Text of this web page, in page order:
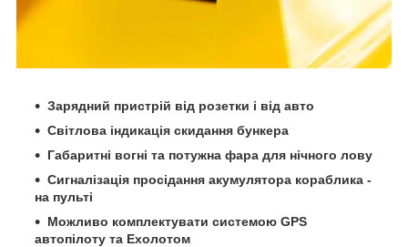
Зарядний пристрій від розетки і від авто
Світлова індикація скидання бункера
Габаритні вогні та потужна фара для нічного лову
Сигналізація просідання акумулятора кораблика -
на пульті
Можливо комплектувати системою GPS
автопілоту та Ехолотом